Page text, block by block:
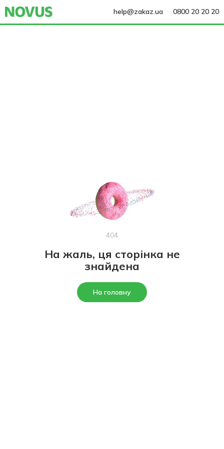
help@zakaz.ua 0800 20 20 20
404
На жаль, ця сторінка не
знайдена
На головну